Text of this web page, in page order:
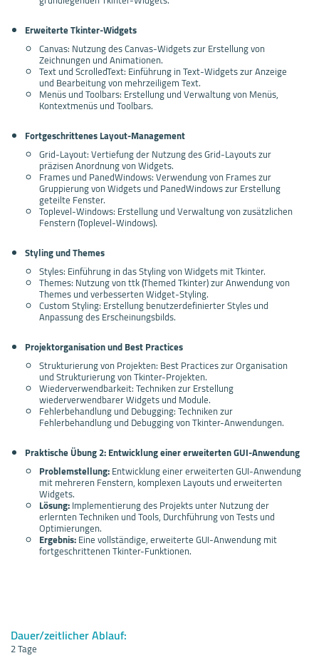
Erweiterte Tkinter-Widgets
Canvas: Nutzung des Canvas-Widgets zur Erstellung von
Zeichnungen und Animationen.
Text und ScrolledText: Einführung in Text-Widgets zur Anzeige
und Bearbeitung von mehrzeiligem Text.
Menüs und Toolbars: Erstellung und Verwaltung von Menüs,
Kontextmenüs und Toolbars.
Fortgeschrittenes Layout-Management
Grid-Layout: Vertiefung der Nutzung des Grid-Layouts zur
präzisen Anordnung von Widgets.
Frames und PanedWindows: Verwendung von Frames zur
Gruppierung von Widgets und PanedWindows zur Erstellung
geteilte Fenster.
Toplevel-Windows: Erstellung und Verwaltung von zusätzlichen
Fenstern (Toplevel-Windows).
Styling und Themes
Styles: Einführung in das Styling von Widgets mit Tkinter.
Themes: Nutzung von ttk (Themed Tkinter) zur Anwendung von
Themes und verbesserten Widget-Styling.
Custom Styling: Erstellung benutzerdefinierter Styles und
Anpassung des Erscheinungsbilds.
Projektorganisation und Best Practices
Strukturierung von Projekten: Best Practices zur Organisation
und Strukturierung von Tkinter-Projekten.
Wiederverwendbarkeit: Techniken zur Erstellung
wiederverwendbarer Widgets und Module.
Fehlerbehandlung und Debugging: Techniken zur
Fehlerbehandlung und Debugging von Tkinter-Anwendungen.
Praktische Übung 2: Entwicklung einer erweiterten GUI-Anwendung
Problemstellung:Entwicklung einer erweiterten GUI-Anwendung
mit mehreren Fenstern, komplexen Layouts und erweiterten
Widgets.
Lösung:Implementierung des Projekts unter Nutzung der
erlernten Techniken und Tools, Durchführung von Tests und
Optimierungen.
Ergebnis:Eine vollständige, erweiterte GUI-Anwendung mit
fortgeschrittenen Tkinter-Funktionen.
Dauer/zeitlicher Ablauf:
2 Tage